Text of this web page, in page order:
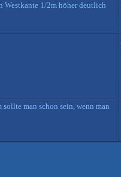
Westkante 1/2m höher deutlich
man schon sein, wenn man